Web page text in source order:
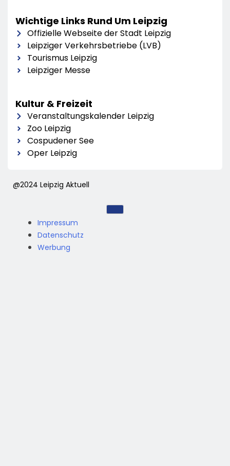
Wichtige Links Rund Um Leipzig
Offizielle Webseite der Stadt Leipzig
Leipziger Verkehrsbetriebe (LVB)
Tourismus Leipzig
Leipziger Messe
Kultur & Freizeit
Veranstaltungskalender Leipzig
Zoo Leipzig
Cospudener See
Oper Leipzig
@2024 Leipzig Aktuell
Impressum
Datenschutz
Werbung